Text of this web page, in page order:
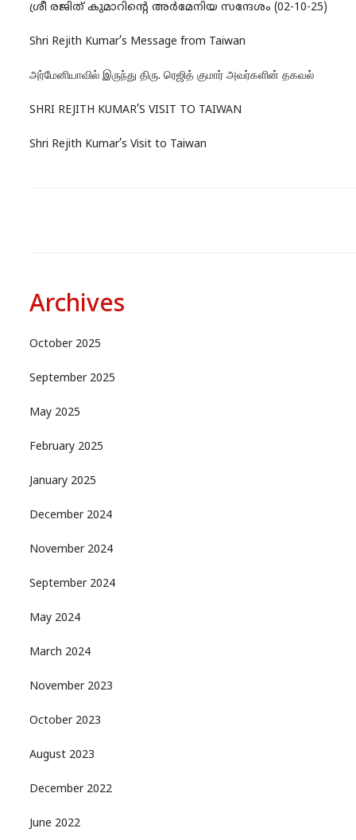
ശ്രീ രജിത് കുമാറിന്റെ അർമേനിയ സന്ദേശം (02-10-25)
Shri Rejith Kumar’s Message from Taiwan
அர்மேனியாவில் இருந்து திரு. ரெஜித் குமார் அவர்களின் தகவல்
SHRI REJITH KUMAR’S VISIT TO TAIWAN
Shri Rejith Kumar’s Visit to Taiwan
Archives
October 2025
September 2025
May 2025
February 2025
January 2025
December 2024
November 2024
September 2024
May 2024
March 2024
November 2023
October 2023
August 2023
December 2022
June 2022